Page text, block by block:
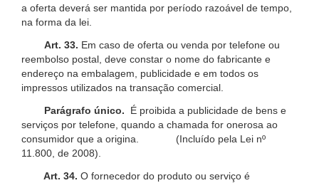
a oferta deverá ser mantida por período razoável de tempo,
na forma da lei.
Art. 33. Em caso de oferta ou venda por telefone ou
reembolso postal, deve constar o nome do fabricante e
endereço na embalagem, publicidade e em todos os
impressos utilizados na transação comercial.
Parágrafo único.
É proibida a publicidade de bens e
serviços por telefone, quando a chamada for onerosa ao
consumidor que a origina. (Incluído pela Lei nº
11.800, de 2008).
Art. 34. O fornecedor do produto ou serviço é